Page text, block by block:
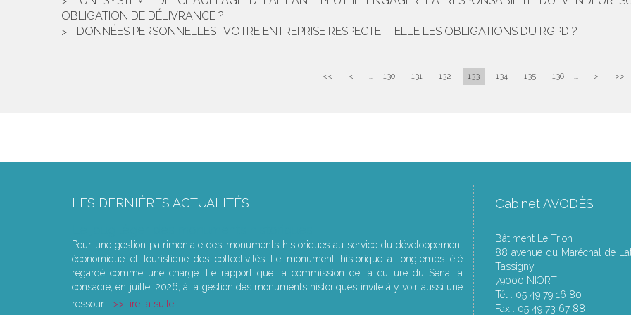
OBLIGATION DE DÉLIVRANCE ?
DONNÉES PERSONNELLES : VOTRE ENTREPRISE RESPECTE T-ELLE LES OBLIGATIONS DU RGPD ?
<< < ... 130 131 132 133 134 135 136 ... > >>
LES DERNIÈRES ACTUALITÉS
Pour une gestion patrimoniale des monuments historiques au service du développement
économique et touristique des collectivités Le monument historique a longtemps été
regardé comme une charge. Le rapport que la commission de la culture du Sénat a
consacré, en juillet 2026, à la gestion des monuments historiques invite à y voir aussi une
ressour...
Lire la suite
Cabinet AVODÈS
Bâtiment Le Trion
88 avenue du Maréchal de
Tassigny
79000 NIORT
Tél : 05 49 79 16 80
Fax : 05 49 73 67 88